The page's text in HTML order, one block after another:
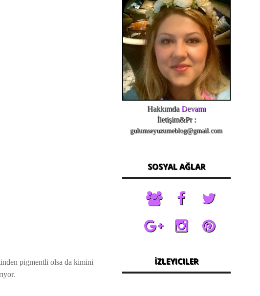
pigmentli olsa da kimini
HakkımdaDevamı
İletişim&Pr :
gulumseyuzumeblog@gmail.com
SOSYAL AĞLAR
İZLEYICILER